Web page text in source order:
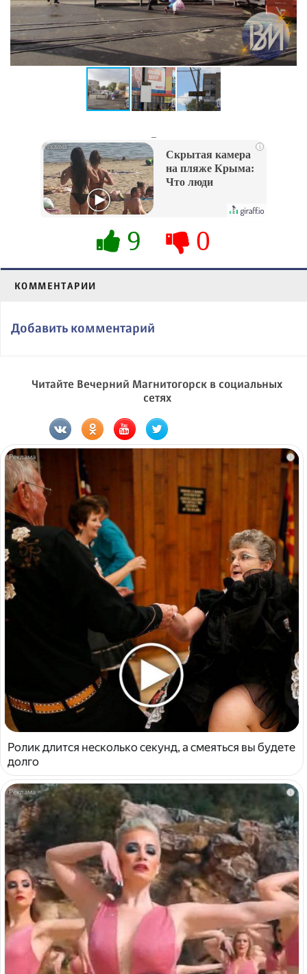
i
Скрытая камера
на пляже Крыма:
Что люди
их не видят...
9 0
КОММЕНТАРИИ
Добавить комментарий
Читайте Вечерний Магнитогорск в социальных
сетях
i
Ролик длится несколько секунд, а смеяться вы будете
долго
i